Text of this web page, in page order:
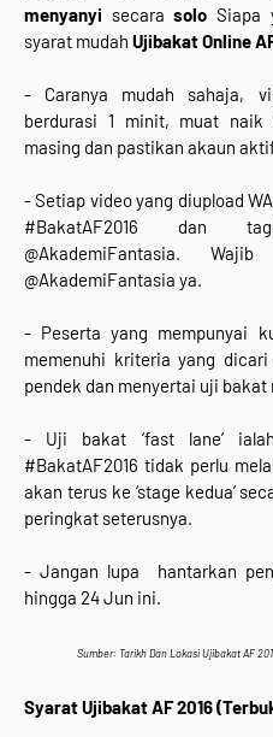
menyanyi secarasolo Siapa
syarat mudah Ujibakat Online
- Caranya mudah sahaja,
berdurasi 1 minit, muat
masing dan pastikan akaun
- Setiap video yang diupload
#BakatAF2016 dan
@AkademiFantasia.
@AkademiFantasia ya.
- Peserta yang mempunyai
memenuhi kriteria yang
pendek dan menyertai uji bakat
- Uji bakat ‘fast lane’
#BakatAF2016 tidak perlu
akan terus ke ‘stage kedua’
peringkat seterusnya.
- Jangan lupa hantarkan
hingga 24 Jun ini.
Sumber: Tarikh Dan Lokasi Ujibakat AF
Syarat Ujibakat AF 2016